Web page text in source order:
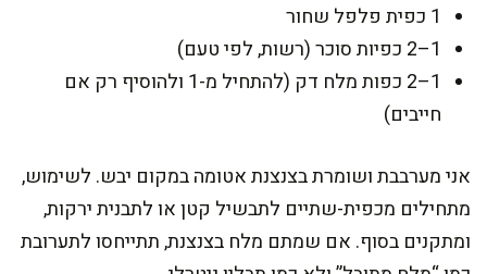
1 כפית פלפל שחור
1–2 כפיות סוכר (רשות, לפי טעם)
1–2 כפות מלח דק (להתחיל מ-1 ולהוסיף רק אם
חייבים)
אני מערבבת ושומרת בצנצנת אטומה במקום יבש. לשימוש,
מתחילים מכפית-שתיים לתבשיל קטן או לתבנית ירקות,
ומתקנים בסוף. אם שמתם מלח בצנצנת, תתייחסו לתערובת